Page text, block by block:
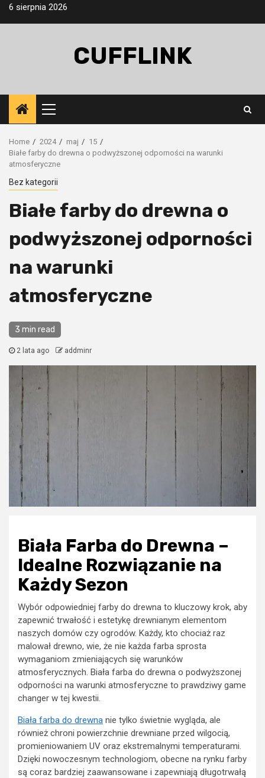
Skip6 sierpnia 2026
CUFFLINK
Primary
Menu
Home 2024 maj
15
Białe farby do drewna o podwyższonej odporności na warunki
atmosferyczne
Bez kategorii
Białe farby do drewna o
podwyższonej odporności
na warunki
atmosferyczne
3 min read
2 lata ago addminr
Biała Farba do Drewna –
Idealne Rozwiązanie na
Każdy Sezon
Wybór odpowiedniej farby do drewna to kluczowy krok, aby
zapewnić trwałość i estetykę drewnianym elementom
naszych domów czy ogrodów. Każdy, kto chociaż raz
malował drewno, wie, że nie każda farba sprosta
wymaganiom zmieniających się warunków
atmosferycznych. Biała farba do drewna o podwyższonej
odporności na warunki atmosferyczne to prawdziwy game
changer w tej kwestii.
Biała farba do drewna nie tylko świetnie wygląda, ale
również chroni powierzchnie drewniane przed wilgocią,
promieniowaniem UV oraz ekstremalnymi temperaturami.
Dzięki nowoczesnym technologiom, obecne na rynku farby
są coraz bardziej zaawansowane i zapewniają długotrwałą